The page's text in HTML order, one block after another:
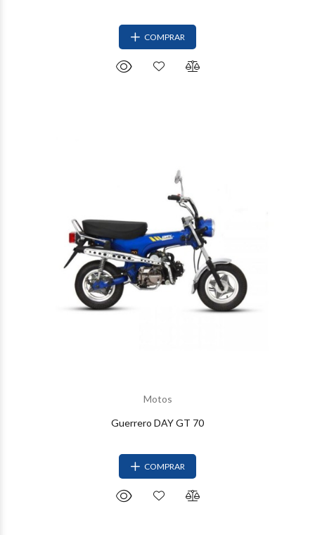
COMPRAR
Motos
Guerrero DAY GT 70
COMPRAR